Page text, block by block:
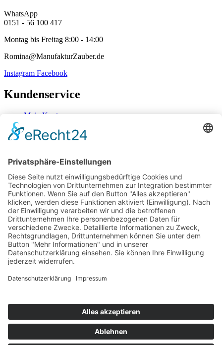
WhatsApp
0151 - 56 100 417
Montag bis Freitag 8:00 - 14:00
Romina@ManufakturZauber.de
Instagram Facebook
Kundenservice
Mein Konto
Zahlung & Versand
Widerrufsbelehrung
Mein Konto
Kontakt
Zahlung & Versand
Widerrufsbelehrung
Vertrag Widerrufen
Informationen
Über Mich
Impressum
AGB
Datenschutzerklärung
Impressum
Mein Konto